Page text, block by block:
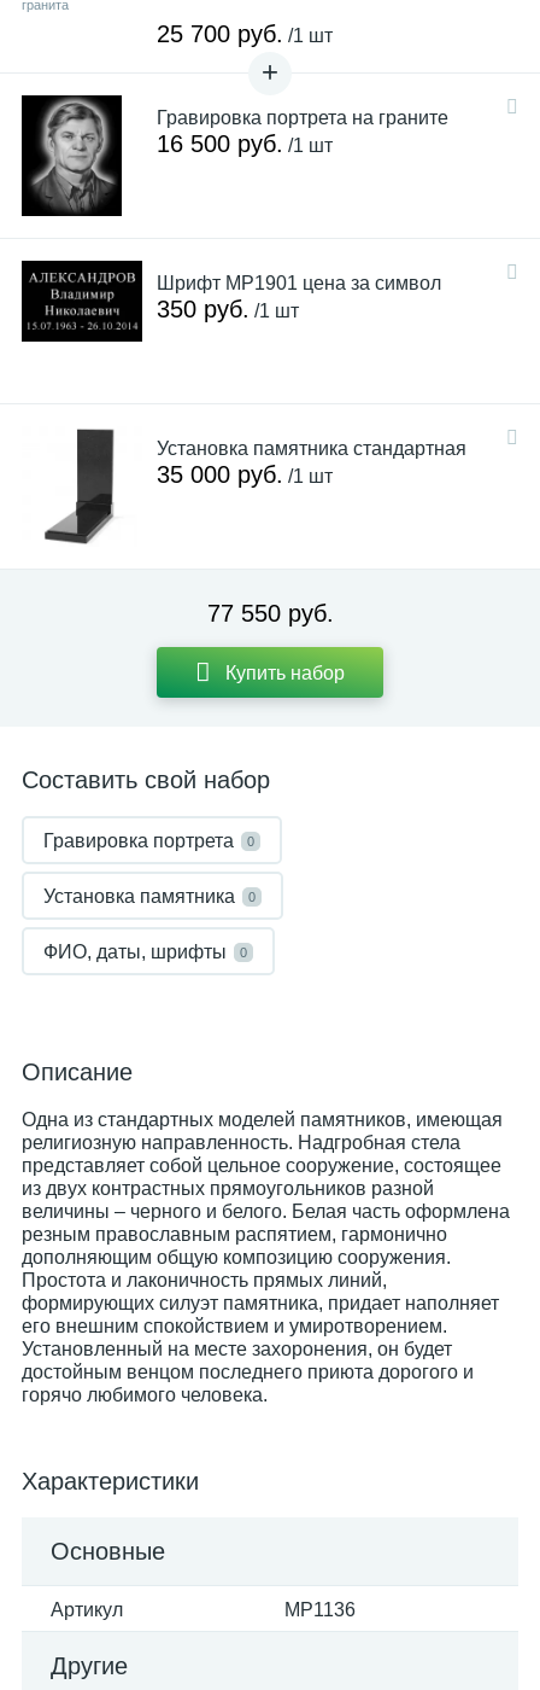
25 700 руб. /1 шт
Гравировка портрета на граните
16 500 руб. /1 шт
Шрифт MP1901 цена за символ
350 руб. /1 шт
Установка памятника стандартная
35 000 руб. /1 шт
77 550 руб.
Купить набор
Составить свой набор
Гравировка портрета 0
Установка памятника 0
ФИО, даты, шрифты 0
Описание
Одна из стандартных моделей памятников, имеющая
религиозную направленность. Надгробная стела
представляет собой цельное сооружение, состоящее
из двух контрастных прямоугольников разной
величины – черного и белого. Белая часть оформлена
резным православным распятием, гармонично
дополняющим общую композицию сооружения.
Простота и лаконичность прямых линий,
формирующих силуэт памятника, придает наполняет
его внешним спокойствием и умиротворением.
Установленный на месте захоронения, он будет
достойным венцом последнего приюта дорогого и
горячо любимого человека.
Характеристики
Основные
Артикул MP1136
Другие